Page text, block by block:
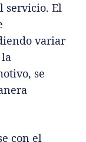
servicio. El
variar
se
con el